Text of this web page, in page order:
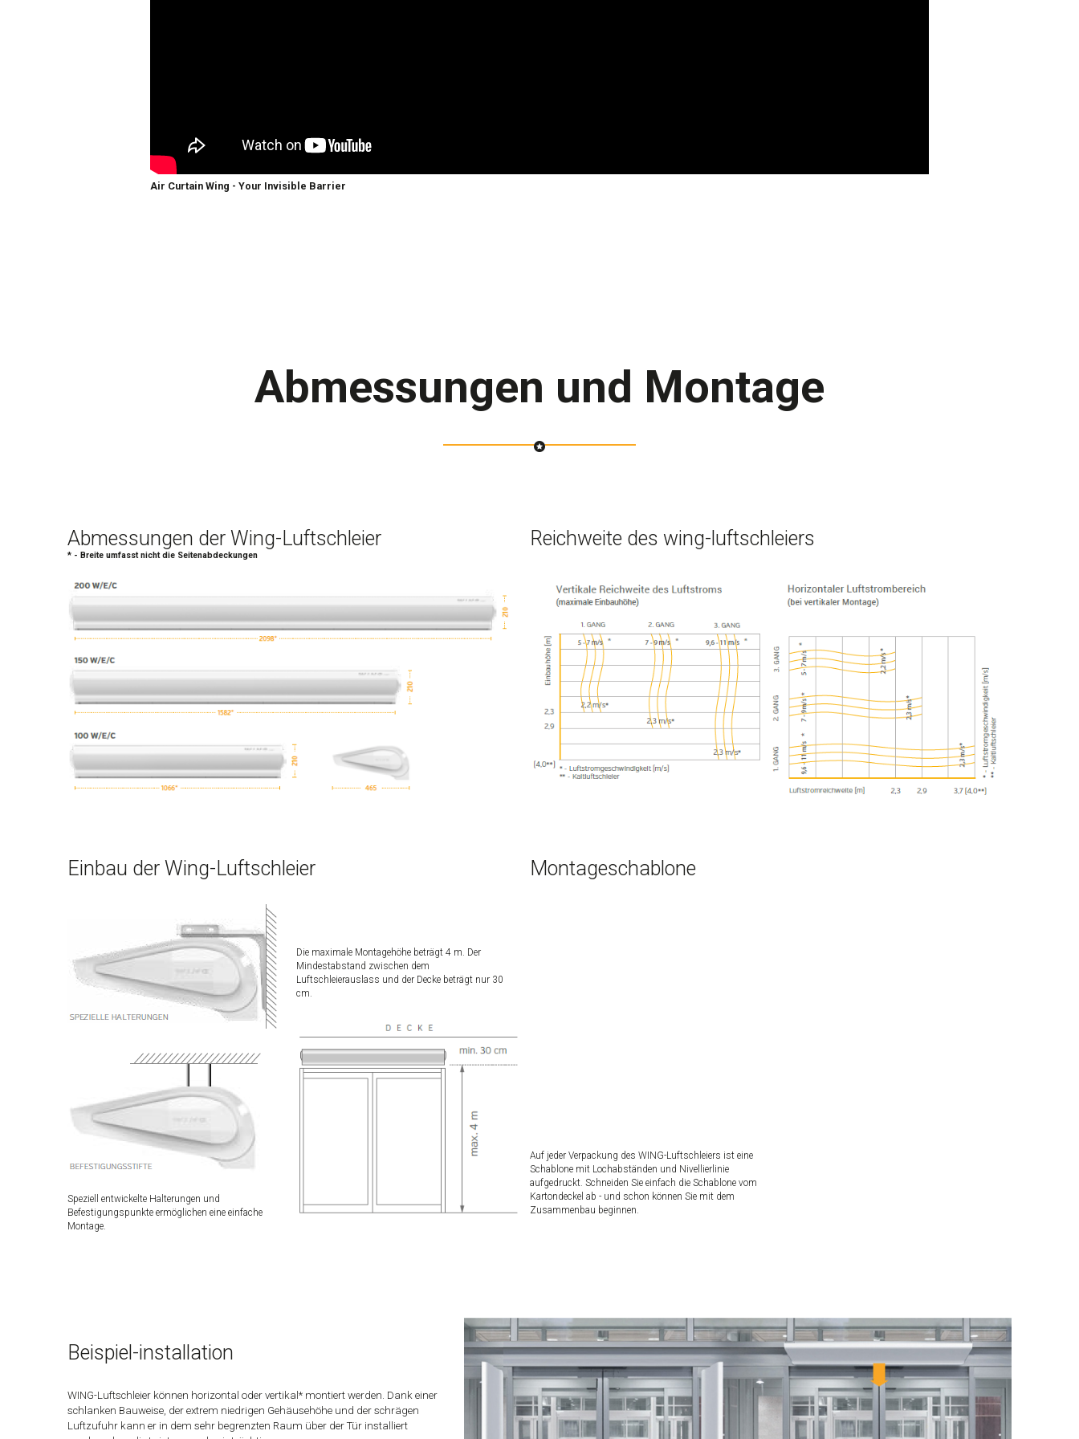
Air Curtain Wing - Your Invisible Barrier
Abmessungen und Montage
Abmessungen der Wing-Luftschleier
* - Breite umfasst nicht die Seitenabdeckungen
Reichweite des wing-luftschleiers
Einbau der Wing-Luftschleier
Speziell entwickelte Halterungen und
Befestigungspunkte ermöglichen eine einfache
Montage.
Die maximale Montagehöhe beträgt 4 m. Der
Mindestabstand zwischen dem
Luftschleierauslass und der Decke beträgt nur 30
cm.
Montageschablone
Auf jeder Verpackung des WING-Luftschleiers ist eine
Schablone mit Lochabständen und Nivellierlinie
aufgedruckt. Schneiden Sie einfach die Schablone vom
Kartondeckel ab - und schon können Sie mit dem
Zusammenbau beginnen.
Beispiel-installation
WING-Luftschleier können horizontal oder vertikal* montiert werden. Dank einer
schlanken Bauweise, der extrem niedrigen Gehäusehöhe und der schrägen
Luftzufuhr kann er in dem sehr begrenzten Raum über der Tür installiert